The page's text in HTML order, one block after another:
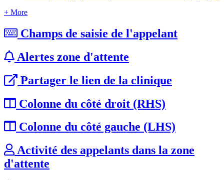
+ More
Champs de saisie de l'appelant
Alertes zone d'attente
Partager le lien de la clinique
Colonne du côté droit (RHS)
Colonne du côté gauche (LHS)
Activité des appelants dans la zone
d'attente